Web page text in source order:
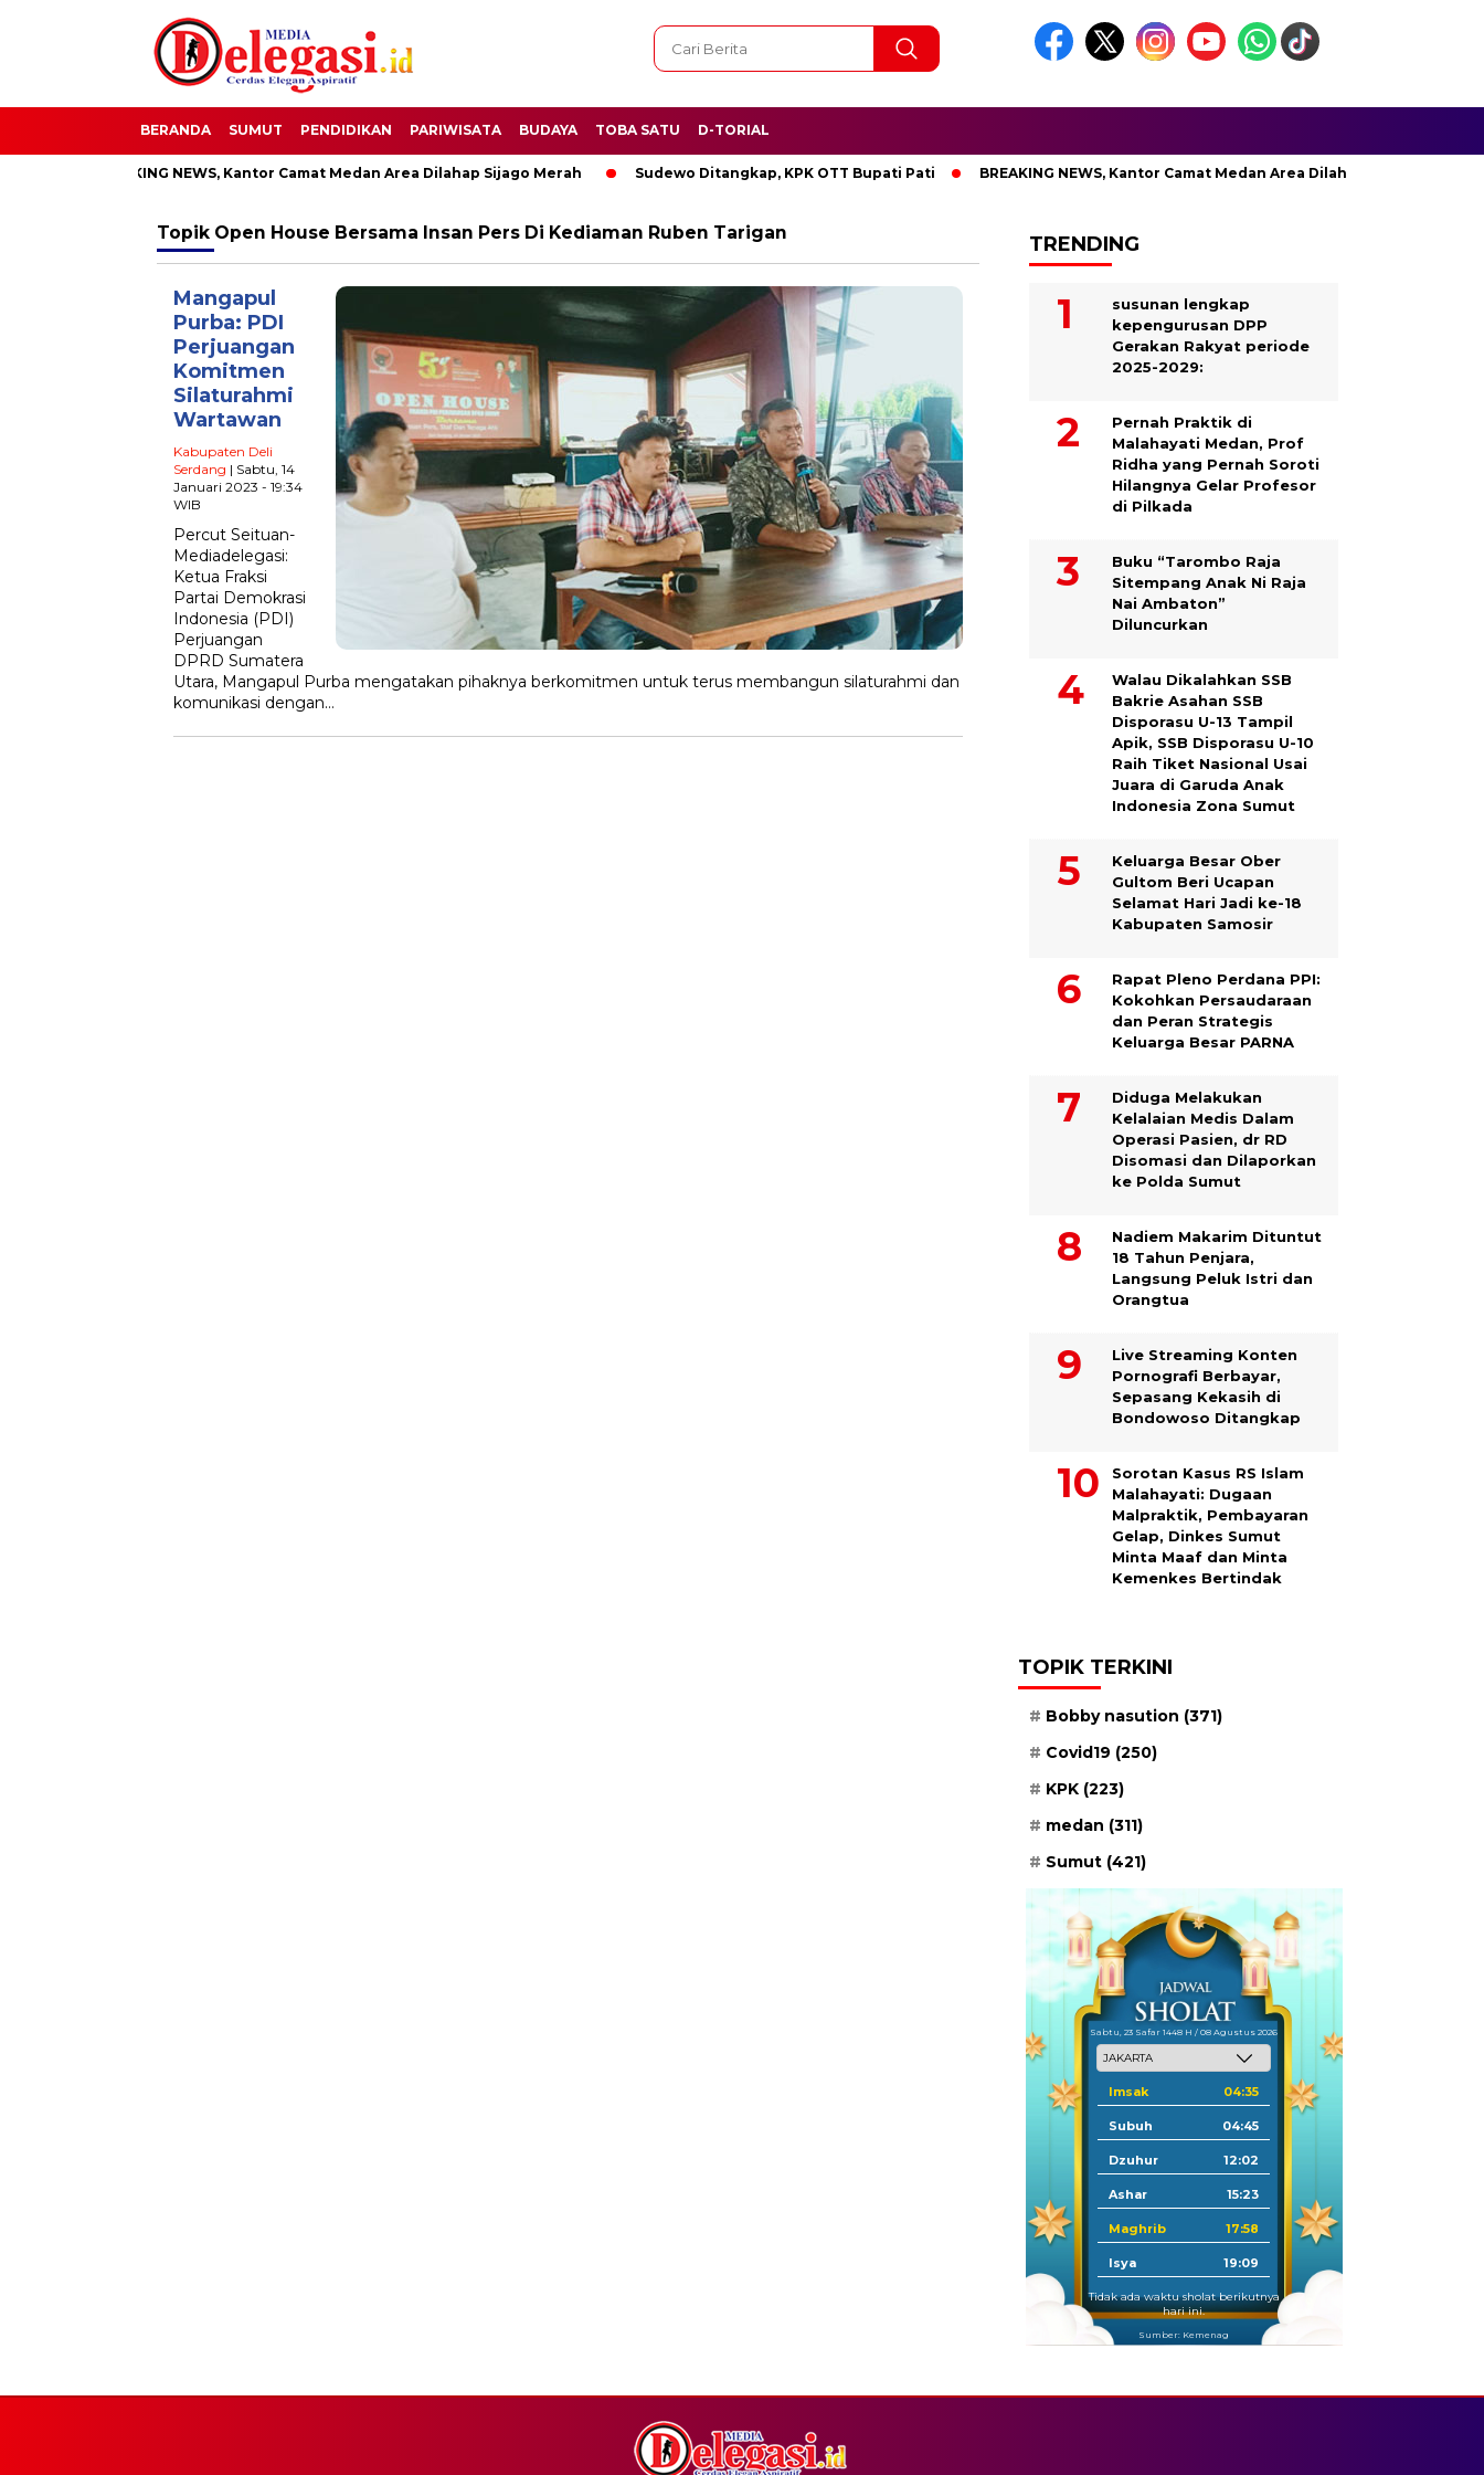
BERANDA SUMUT PENDIDIKAN PARIWISATA BUDAYA TOBA SATU D-TORIAL
BREAKING NEWS, Kantor Camat Medan Area Dilahap Sijago Merah Sudewo Ditangkap, KPK OTT Bupati Pati BREAKING NEWS, Kantor Camat Medan Area Dilahap Sijago Merah
Topik Open House Bersama Insan Pers Di Kediaman Ruben Tarigan
Mangapul
Purba: PDI
Perjuangan
Komitmen
Silaturahmi
Wartawan
Kabupaten Deli
Serdang | Sabtu, 14
Januari 2023 - 19:34
WIB
Percut Seituan-
Mediadelegasi:
Ketua Fraksi
Partai Demokrasi
Indonesia (PDI)
Perjuangan
DPRD Sumatera
Utara, Mangapul Purba mengatakan pihaknya berkomitmen untuk terus membangun silaturahmi dan
komunikasi dengan…
TRENDING
susunan lengkap
kepengurusan DPP
Gerakan Rakyat periode
2025-2029:
Pernah Praktik di
Malahayati Medan, Prof
Ridha yang Pernah Soroti
Hilangnya Gelar Profesor
di Pilkada
Buku “Tarombo Raja
Sitempang Anak Ni Raja
Nai Ambaton”
Diluncurkan
Walau Dikalahkan SSB
Bakrie Asahan SSB
Disporasu U-13 Tampil
Apik, SSB Disporasu U-10
Raih Tiket Nasional Usai
Juara di Garuda Anak
Indonesia Zona Sumut
Keluarga Besar Ober
Gultom Beri Ucapan
Selamat Hari Jadi ke-18
Kabupaten Samosir
Rapat Pleno Perdana PPI:
Kokohkan Persaudaraan
dan Peran Strategis
Keluarga Besar PARNA
Diduga Melakukan
Kelalaian Medis Dalam
Operasi Pasien, dr RD
Disomasi dan Dilaporkan
ke Polda Sumut
​Nadiem Makarim Dituntut
18 Tahun Penjara,
Langsung Peluk Istri dan
Orangtua
Live Streaming Konten
Pornografi Berbayar,
Sepasang Kekasih di
Bondowoso Ditangkap
Sorotan Kasus RS Islam
Malahayati: Dugaan
Malpraktik, Pembayaran
Gelap, Dinkes Sumut
Minta Maaf dan Minta
Kemenkes Bertindak
TOPIK TERKINI
Bobby nasution (371)
Covid19 (250)
KPK (223)
medan (311)
Sumut (421)
Sabtu, 23 Safar 1448 H / 08 Agustus 2026
Imsak 04:35
Subuh 04:45
Dzuhur 12:02
Ashar 15:23
Maghrib 17:58
Isya 19:09
Tidak ada waktu sholat berikutnya
hari ini.
Sumber: Kemenag